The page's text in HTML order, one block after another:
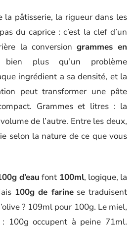
la pâtisserie, la rigueur dans les
du caprice : c’est la clef d’un
la conversion grammes en
plus qu’un problème
ingrédient a sa densité, et la
peut transformer une pâte
Grammes et litres : la
de l’autre. Entre les deux,
selon la nature de ce que vous
d’eau font 100ml, logique, la
100g de farinese traduisent
? 109ml pour 100g. Le miel,
100g occupent à peine 71ml.